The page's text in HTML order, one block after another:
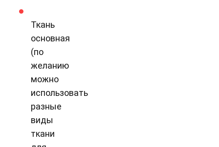
Ткань
основная
(по
желанию
можно
использовать
разные
виды
ткани